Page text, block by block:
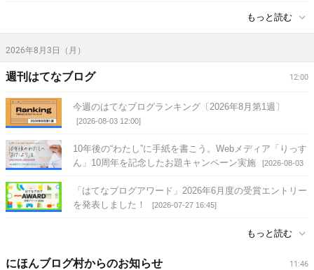
もっと読む
2026年8月3日（月）
12:00
週刊はてなブログ
今週のはてなブログランキング〔2026年8月第1週〕
[2026-08-03 12:00]
10年後の“わたし”に手紙を書こう。Webメディア「りっす
ん」10周年を記念したお題キャンペーン実施
[2026-08-03
「はてなブログアワード」2026年6月度の受賞エントリー
を発表しました！
[2026-07-27 16:45]
もっと読む
11:46
にほんブログ村からのお知らせ